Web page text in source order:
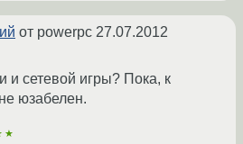
от powerpc 27.07.2012
и сетевой игры? Пока, к
юзабелен.